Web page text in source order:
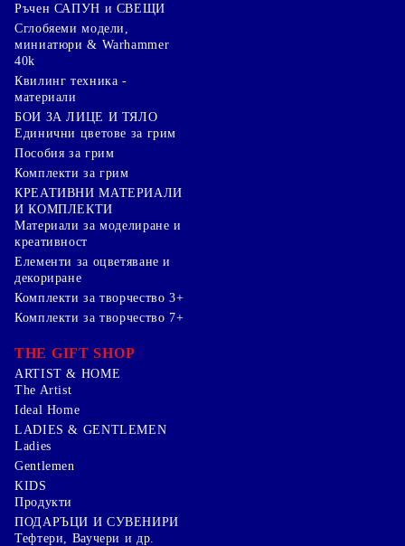
Ръчен САПУН и СВЕЩИ
Сглобяеми модели,
миниатюри & Warhammer
40k
Квилинг техника -
материали
БОИ ЗА ЛИЦЕ И ТЯЛО
Единични цветове за грим
Пособия за грим
Комплекти за грим
КРЕАТИВНИ МАТЕРИАЛИ
И КОМПЛЕКТИ
Mатериали за моделиране и
креативност
Елементи за оцветяване и
декориране
Комплекти за творчество 3+
Комплекти за творчество 7+
THE GIFT SHOP
ARTIST & HOME
The Artist
Ideal Home
LADIES & GENTLEMEN
Ladies
Gentlemen
KIDS
Продукти
ПОДАРЪЦИ И СУВЕНИРИ
Тефтери, Ваучери и др.